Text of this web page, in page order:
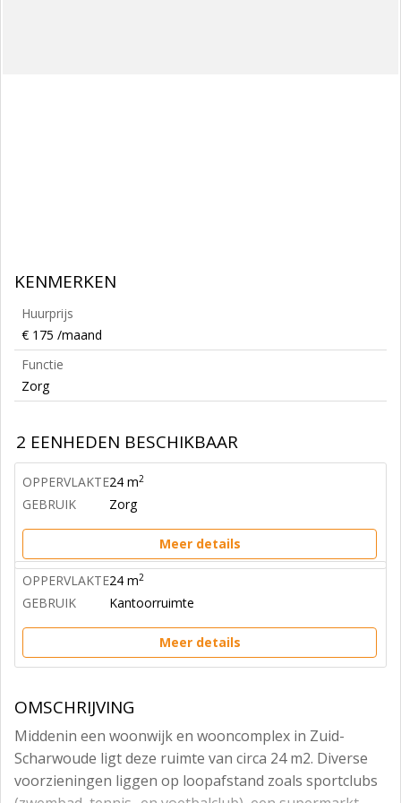
KENMERKEN
Huurprijs
€ 175 /maand
Functie
Zorg
2 EENHEDEN BESCHIKBAAR
OPPERVLAKTE24 m2
GEBRUIK Zorg
Meer details
OPPERVLAKTE24 m2
GEBRUIK Kantoorruimte
Meer details
OMSCHRIJVING
Middenin een woonwijk en wooncomplex in Zuid-
Scharwoude ligt deze ruimte van circa 24 m2. Diverse
voorzieningen liggen op loopafstand zoals sportclubs